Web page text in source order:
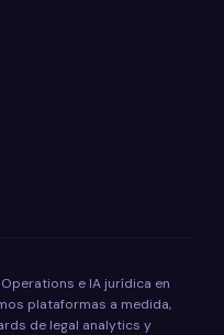
e IA jurídica en
plataformas a medida,
de legal analytics y